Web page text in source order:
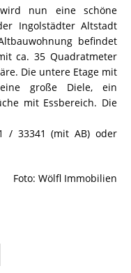
nun eine schöne
Ingolstädter Altstadt
befindet
ca. 35 Quadratmeter
Die untere Etage mit
große Diele, ein
mit Essbereich. Die
/ 33341 (mit AB) oder
Foto: Wölfl Immobilien